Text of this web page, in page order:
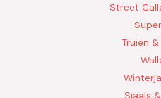
Street
Truien